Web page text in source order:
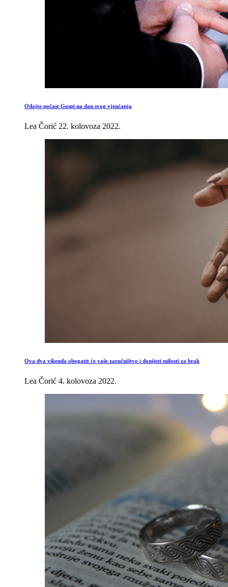
Odajte počast Gospi na dan svog vjenčanja
Lea Čorić 22. kolovoza 2022.
Ova dva vikenda obogatit će vaše zaručništvo i donijeti milosti za brak
Lea Čorić 4. kolovoza 2022.